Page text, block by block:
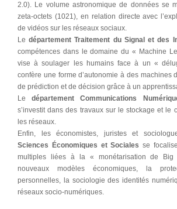
2.0). Le volume astronomique de données se
zeta-octets (1021), en relation directe avec
de vidéos sur les réseaux sociaux.
Ledépartement Traitement du Signal et des
compétences dans le domaine du « Machine
vise à soulager les humains face à un «
confère une forme d’autonomie à des machines
de prédiction et de décision grâce à un
Ledépartement Communications
s’investit dans des travaux sur le stockage et le
les réseaux.
Enfin, les économistes, juristes et
Sciences Économiques et Sociales se
multiples liées à la « monétarisation de
nouveaux modèles économiques, la
personnelles, la sociologie des identités
réseaux socio-numériques.